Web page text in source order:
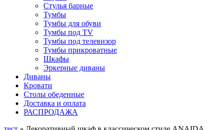
Стулья барные
Тумбы
Тумбы для обуви
Тумбы под TV
Тумбы под телевизор
Тумбы прикроватные
Шкафы
Эркерные диваны
Диваны
Кровати
Столы обеденные
Доставка и оплата
РАСПРОДАЖА